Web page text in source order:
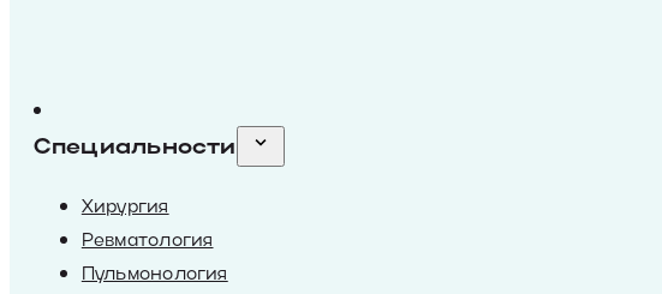
Специальности
Хирургия
Ревматология
Пульмонология